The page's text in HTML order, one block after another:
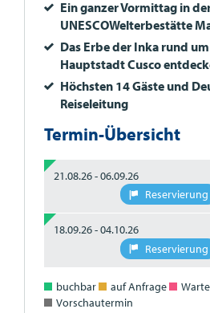
Ein ganzer Vormittag in
UNESCOWelterbestätte
Das Erbe der Inka rund
Hauptstadt Cusco
Höchsten 14 Gäste und
Reiseleitung
Termin-Übersicht
21.08.26 - 06.09.26
Reservierung
18.09.26 - 04.10.26
Reservierung
buchbar auf Anfrage
Vorschautermin